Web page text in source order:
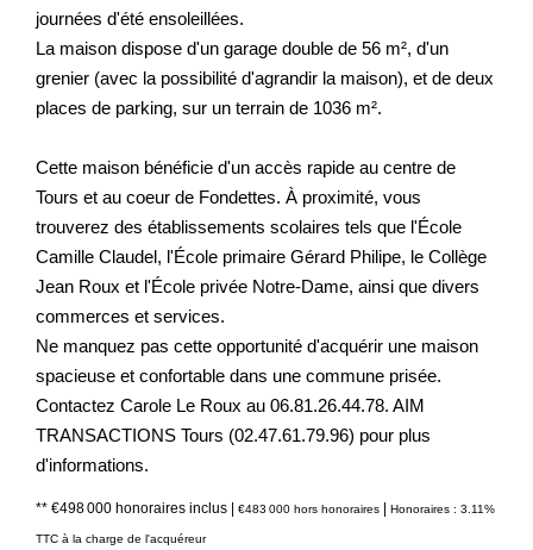
journées d'été ensoleillées.
La maison dispose d'un garage double de 56 m², d'un
grenier (avec la possibilité d'agrandir la maison), et de deux
places de parking, sur un terrain de 1036 m².
Cette maison bénéficie d'un accès rapide au centre de
Tours et au coeur de Fondettes. À proximité, vous
trouverez des établissements scolaires tels que l'École
Camille Claudel, l'École primaire Gérard Philipe, le Collège
Jean Roux et l'École privée Notre-Dame, ainsi que divers
commerces et services.
Ne manquez pas cette opportunité d'acquérir une maison
spacieuse et confortable dans une commune prisée.
Contactez Carole Le Roux au 06.81.26.44.78. AIM
TRANSACTIONS Tours (02.47.61.79.96) pour plus
d'informations.
** €498 000 honoraires inclus | €483 000 hors honoraires | Honoraires : 3.11%
TTC à la charge de l'acquéreur